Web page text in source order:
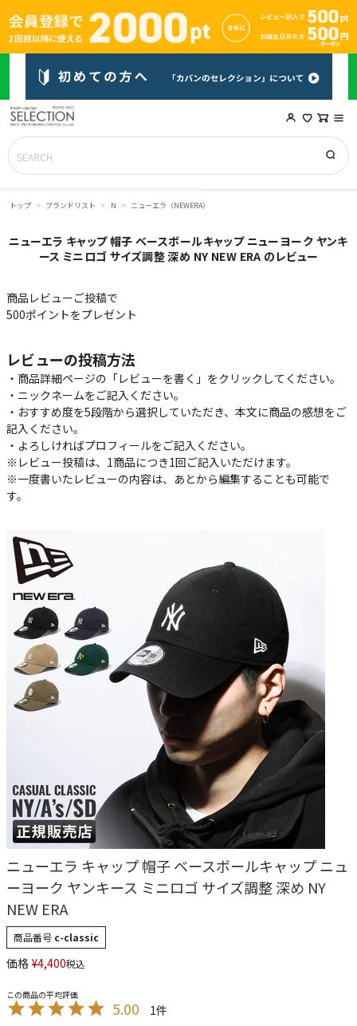
トップ ブランドリスト N ニューエラ（NEWERA）
ニューエラ キャップ 帽子 ベースボールキャップ ニューヨーク ヤンキ
ース ミニロゴ サイズ調整 深め NY NEW ERA のレビュー
商品レビューご投稿で
500ポイントをプレゼント
レビューの投稿方法
・商品詳細ページの「レビューを書く」をクリックしてください。
・ニックネームをご記入ください。
・おすすめ度を5段階から選択していただき、本文に商品の感想をご
記入ください。
・よろしければプロフィールをご記入ください。
※レビュー投稿は、1商品につき1回ご記入いただけます。
※一度書いたレビューの内容は、あとから編集することも可能で
す。
ニューエラ キャップ 帽子 ベースボールキャップ ニュ
ーヨーク ヤンキース ミニロゴ サイズ調整 深め NY
NEW ERA
商品番号 c-classic
価格 ¥4,400税込
5.00 1